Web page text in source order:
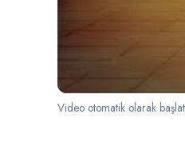
Video otomatik olarak